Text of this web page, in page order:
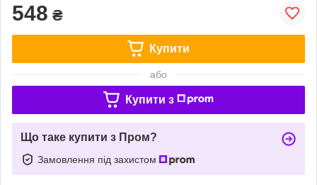
548 ₴
Купити
або
Купити з
Що таке купити з Пром?
Замовлення під захистом